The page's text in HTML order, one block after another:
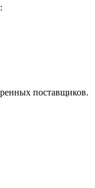
поставщиков.